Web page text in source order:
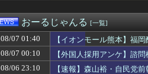
『パラノマサイト』っていうゲームを2
【画像】新人女性声優、水着になる「こ
DeNA、若松尚輝も登録抹消する方針…
【悲報】漫画『ナナとカオル』作者、大
【速報】注文厨の女を逮捕
【画像】巨乳娘「巨乳のママとディナ
おーるじゃんる [一覧]
08/07 01:40
【イオンモール熊本】福
08/07 00:10
【外国人採用アンケ】諮
08/06 23:10
【速報】森山裕・自民党